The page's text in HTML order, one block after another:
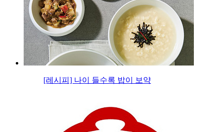
[레시피] 나이 들수록 밥이 보약